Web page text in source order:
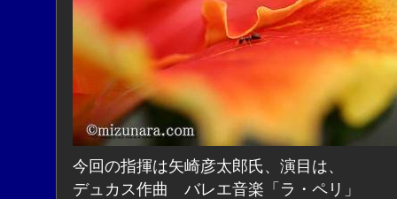
今回の指揮は矢崎彦太郎氏、演目は、
デュカス作曲 バレエ音楽「ラ・ペリ」